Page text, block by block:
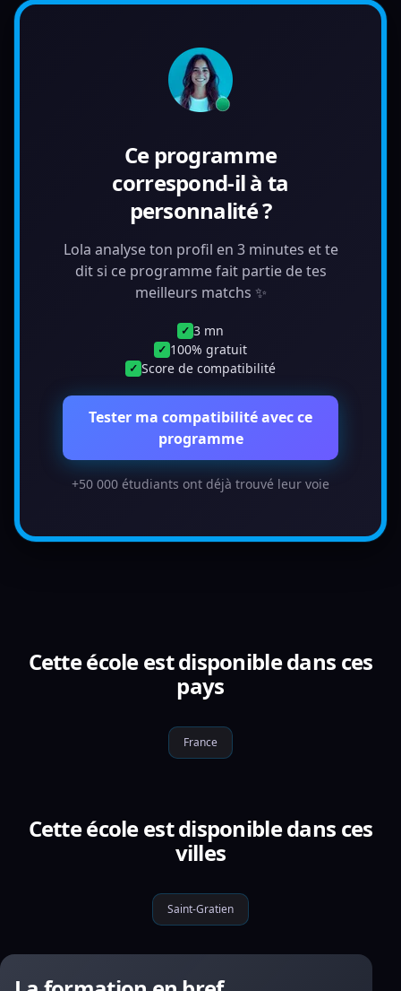
Ce programme
correspond-il à ta
personnalité ?
Lola analyse ton profil en 3 minutes et te
dit si ce programme fait partie de tes
meilleurs matchs ✨
✓ 3 mn
✓ 100% gratuit
✓ Score de compatibilité
Tester ma compatibilité avec ce
programme
+50 000 étudiants ont déjà trouvé leur voie
Cette école est disponible dans ces
pays
France
Cette école est disponible dans ces
villes
Saint-Gratien